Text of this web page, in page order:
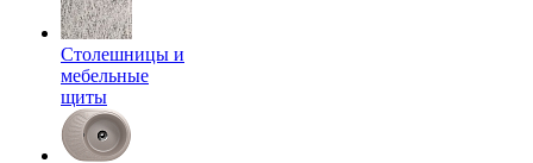
Столешницы и
мебельные
щиты